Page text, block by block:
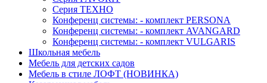
Серия ТЕХНО
Конференц системы: - комплект PERSONA
Конференц системы: - комплект AVANGARD
Конференц системы: - комплект VULGARIS
Школьная мебель
Мебель для детских садов
Мебель в стиле ЛОФТ (НОВИНКА)